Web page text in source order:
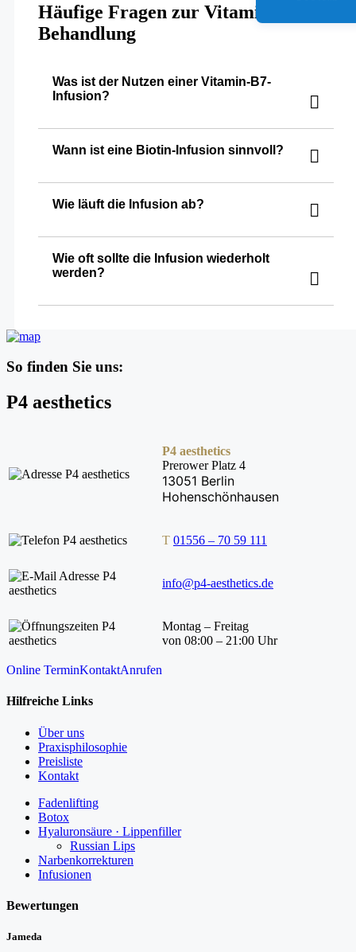
Häufige Fragen zur Vitamin-B7
Behandlung
Was ist der Nutzen einer Vitamin-B7-
Infusion?
Wann ist eine Biotin-Infusion sinnvoll?
Wie läuft die Infusion ab?
Wie oft sollte die Infusion wiederholt
werden?
So finden Sie uns:
P4 aesthetics
P4 aesthetics
Prerower Platz 4
13051 Berlin
Hohenschönhausen
T 01556 – 70 59 111
info@p4-aesthetics.de
Montag – Freitag
von 08:00 – 21:00 Uhr
Online TerminKontaktAnrufen
Hilfreiche Links
Über uns
Praxisphilosophie
Preisliste
Kontakt
Fadenlifting
Botox
Hyaluronsäure · Lippenfiller
Russian Lips
Narbenkorrekturen
Infusionen
Bewertungen
Jameda